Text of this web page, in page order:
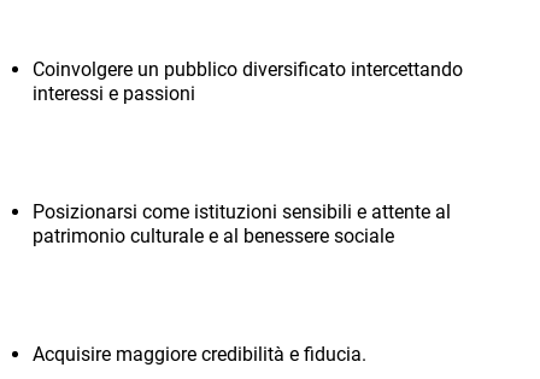
Coinvolgere un pubblico diversificato intercettando
interessi e passioni
Posizionarsi come istituzioni sensibili e attente al
patrimonio culturale e al benessere sociale
Acquisire maggiore credibilità e fiducia.